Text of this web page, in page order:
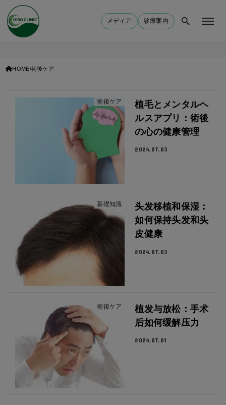
メディア 診療案内
HOME 術後ケア
術後ケア
植毛とメンタルヘ
ルスアプリ：術後
の心の健康管理
2024.07.03
基礎知識
头发移植和保湿：
如何保持头发和头
皮健康
2024.07.03
術後ケア
植发与放松：手术
后如何缓解压力
2024.07.01